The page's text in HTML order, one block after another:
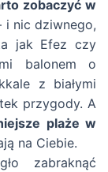
zobaczyć w
i nic dziwnego,
jak Efez czy
balonem o
z białymi
przygody. A
plaże w
na Ciebie.
zabraknąć